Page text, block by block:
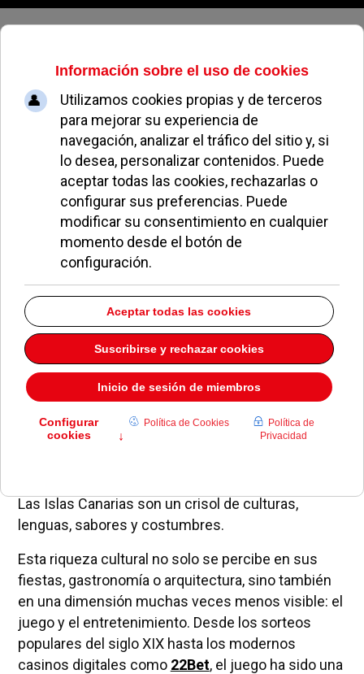
Domingo, 09 de agosto de 2026
Historia del juego en las Islas
Canarias y su diversidad étnica:
Apuesta por la tradición y la
integración
MIGUEL MUÑOZ APUESTAS 04 ABRIL 2025
Las Islas Canarias son un crisol de culturas,
lenguas, sabores y costumbres.
Esta riqueza cultural no solo se percibe en sus
fiestas, gastronomía o arquitectura, sino también
en una dimensión muchas veces menos visible: el
juego y el entretenimiento. Desde los sorteos
populares del siglo XIX hasta los modernos
casinos digitales como 22Bet, el juego ha sido una